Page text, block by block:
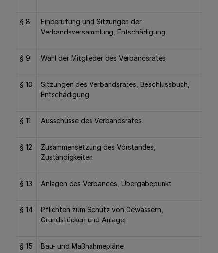
§ 8
Einberufung und Sitzungen der
Verbandsversammlung, Entschädigung
§ 9 Wahl der Mitglieder des Verbandsrates
§ 10
Sitzungen des Verbandsrates, Beschlussbuch,
Entschädigung
§ 11 Ausschüsse des Verbandsrates
§ 12
Zusammensetzung des Vorstandes,
Zuständigkeiten
§ 13 Anlagen des Verbandes, Übergabepunkt
§ 14
Pflichten zum Schutz von Gewässern,
Grundstücken und Anlagen
§ 15 Bau- und Maßnahmepläne